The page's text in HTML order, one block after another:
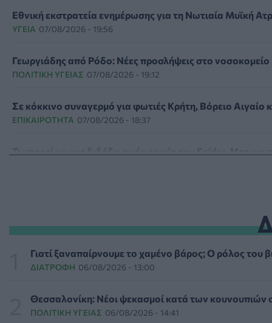
Εθνική εκστρατεία ενημέρωσης για τη Νωτιαία Μυϊκή
ΥΓΕΊΑ 07/08/2026 - 19:56
Γεωργιάδης από Ρόδο: Νέες προσλήψεις στο
ΠΟΛΙΤΙΚΉ ΥΓΕΊΑΣ 07/08/2026 - 19:12
Σε κόκκινο συναγερμό για φωτιές Κρήτη, Βόρειο
ΕΠΙΚΑΙΡΌΤΗΤΑ 07/08/2026 - 18:37
ΥΓΕΊΑ 07/08/2026 - 17:17
ΕΠΙΚΑΙΡΌΤΗΤΑ 07/08/2026 - 16:41
Γιατί ξαναπαίρνουμε το χαμένο βάρος; Ο ρόλος του
ΔΙΑΤΡΟΦΉ 06/08/2026 - 13:00
Θεσσαλονίκη: Νέοι ψεκασμοί κατά των κουνουπιών
ΠΟΛΙΤΙΚΉ ΥΓΕΊΑΣ 06/08/2026 - 14:41